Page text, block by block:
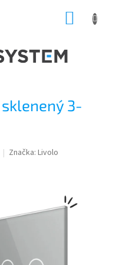
sklenený 3-
Značka: Livolo